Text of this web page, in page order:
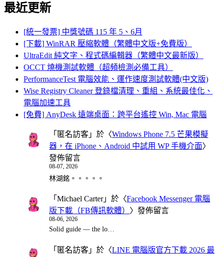
最近更新
[統一發票] 中獎號碼 115 年 5、6月
[下載] WinRAR 壓縮軟體（繁體中文版+免費版）
UltraEdit 純文字、程式碼編輯器（繁體中文最新版）
OCCT 燒機測試軟體（超頻檢測必備工具）
PerformanceTest 電腦效能、運作速度測試軟體(中文版)
Wise Registry Cleaner 登錄檔清理、重組、系統最佳化、
電腦加速工具
[免費] AnyDesk 遠端桌面：跨平台遙控 Win, Mac 電腦
「 匿名訪客 」於〈Windows Phone 7.5 芒果模擬
器，在 iPhone、Android 中試用 WP 手機介面〉
發佈留言
08-07, 2026
林湖銘。。。。。
「 Michael Carter」於〈Facebook Messenger 電腦
版下載（FB傳訊軟體） 〉發佈留言
08-06, 2026
Solid guide — the lo…
「 匿名訪客 」於〈LINE 電腦版官方下載 2026 最